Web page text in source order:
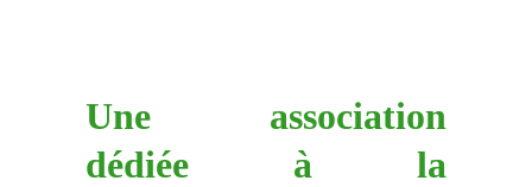
Une association
dédiée à la